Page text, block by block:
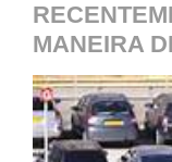
MANEIRA